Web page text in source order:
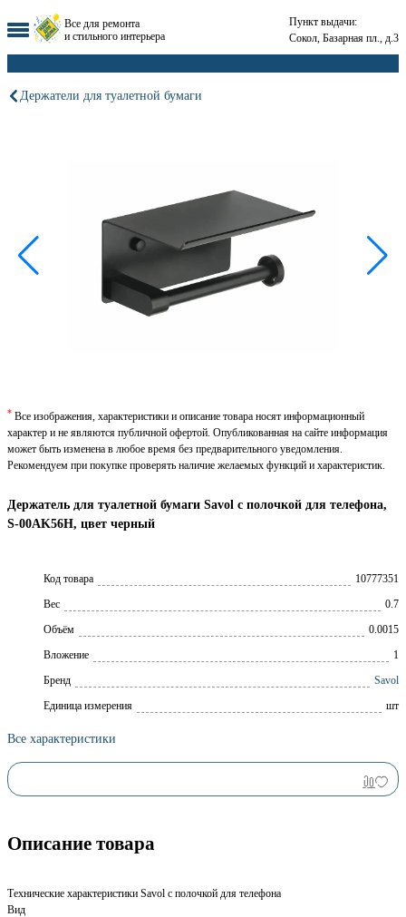
Все для ремонта
и стильного интерьера
Пункт выдачи:
Сокол, Базарная пл., д.3
Держатели для туалетной бумаги
Держатель для туалетной бумаги Savol с полочкой для телефона,
S-00AK56H, цвет черный
Код товара
10777351
Вес
0.7
Объём
0.0015
Вложение
1
Брeнд
Savol
Единица измерения
шт
Все характеристики
* Все изображения, характеристики и описание товара носят информационный
характер и не являются публичной офертой. Опубликованная на сайте информация
может быть изменена в любое время без предварительного уведомления.
Рекомендуем при покупке проверять наличие желаемых функций и характеристик.
Описание товара
Технические характеристики Savol с полочкой для телефона
Вид